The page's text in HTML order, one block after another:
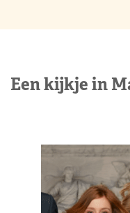
Een kijkje in